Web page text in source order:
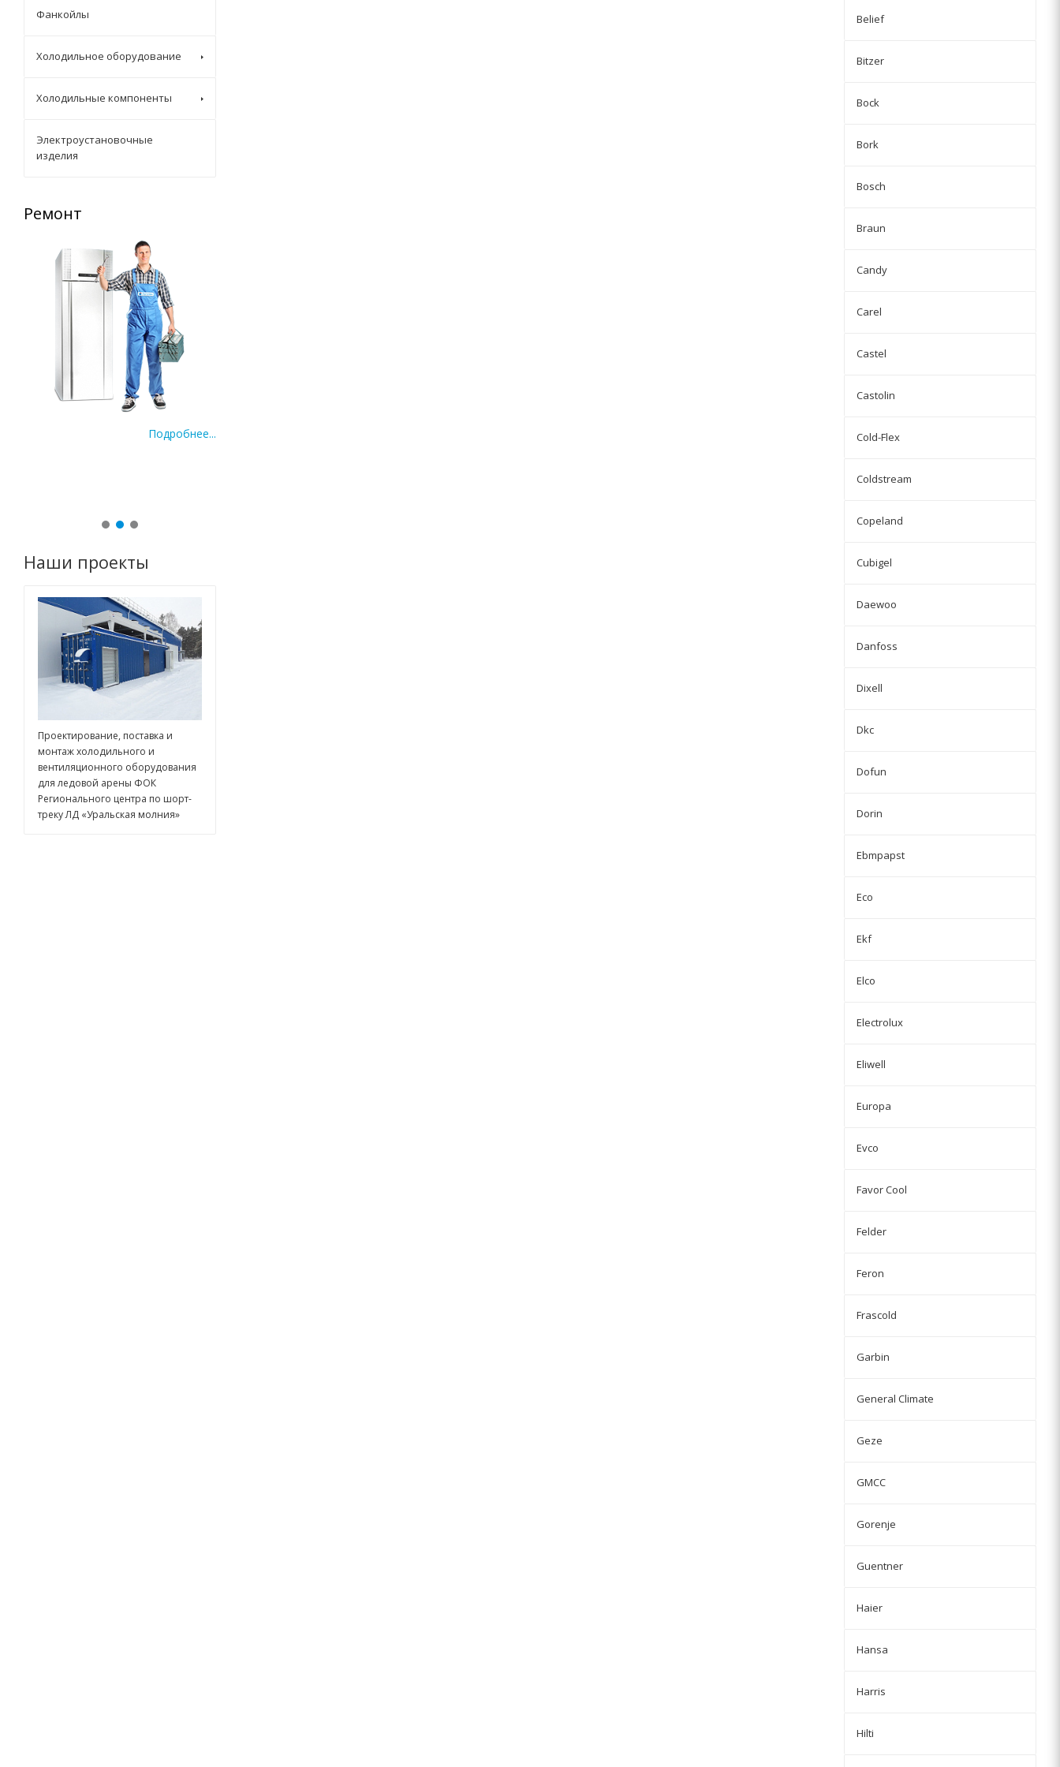
Фанкойлы
Холодильное оборудование
Холодильные компоненты
Электроустановочные
изделия
Ремонт
Подробнее...
Наши проекты
Проектирование, поставка и
монтаж холодильного и
вентиляционного оборудования
для ледовой арены ФОК
Регионального центра по шорт-
треку ЛД «Уральская молния»
Belief
Bitzer
Bock
Bork
Bosch
Braun
Candy
Carel
Castel
Castolin
Cold-Flex
Coldstream
Copeland
Cubigel
Daewoo
Danfoss
Dixell
Dkc
Dofun
Dorin
Ebmpapst
Eco
Ekf
Elco
Electrolux
Eliwell
Europa
Evco
Favor Cool
Felder
Feron
Frascold
Garbin
General Climate
Geze
GMCC
Gorenje
Guentner
Haier
Hansa
Harris
Hilti